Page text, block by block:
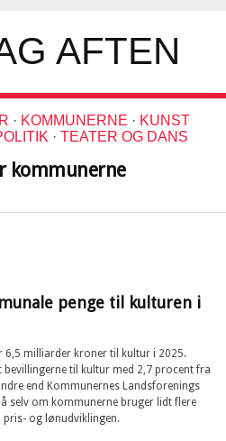
· KOMMUNERNE · KUNST
· TEATER OG DANS
kommunerne
penge til kulturen i
6,5 milliarder kroner til kultur i 2025.
til kultur med 2,7 procent fra
end Kommunernes Landsforenings
selv om kommunerne bruger lidt flere
pris- og lønudviklingen.